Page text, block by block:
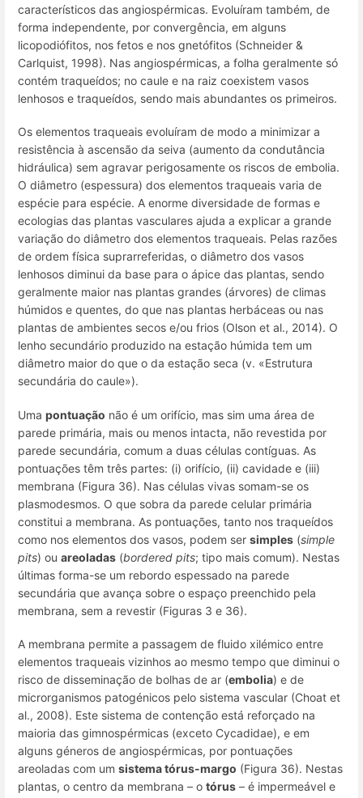
característicos das angiospérmicas. Evoluíram também, de
forma independente, por convergência, em alguns
licopodiófitos, nos fetos e nos gnetófitos (Schneider &
Carlquist, 1998). Nas angiospérmicas, a folha geralmente só
contém traqueídos; no caule e na raiz coexistem vasos
lenhosos e traqueídos, sendo mais abundantes os primeiros.
Os elementos traqueais evoluíram de modo a minimizar a
resistência à ascensão da seiva (aumento da condutância
hidráulica) sem agravar perigosamente os riscos de embolia.
O diâmetro (espessura) dos elementos traqueais varia de
espécie para espécie. A enorme diversidade de formas e
ecologias das plantas vasculares ajuda a explicar a grande
variação do diâmetro dos elementos traqueais. Pelas razões
de ordem física suprarreferidas, o diâmetro dos vasos
lenhosos diminui da base para o ápice das plantas, sendo
geralmente maior nas plantas grandes (árvores) de climas
húmidos e quentes, do que nas plantas herbáceas ou nas
plantas de ambientes secos e/ou frios (Olson et al., 2014). O
lenho secundário produzido na estação húmida tem um
diâmetro maior do que o da estação seca (v. «Estrutura
secundária do caule»).
Uma pontuação não é um orifício, mas sim uma área de
parede primária, mais ou menos intacta, não revestida por
parede secundária, comum a duas células contíguas. As
pontuações têm três partes: (i) orifício, (ii) cavidade e (iii)
membrana (Figura 36). Nas células vivas somam-se os
plasmodesmos. O que sobra da parede celular primária
constitui a membrana. As pontuações, tanto nos traqueídos
como nos elementos dos vasos, podem ser simples (simple
pits) ou areoladas (bordered pits; tipo mais comum). Nestas
últimas forma-se um rebordo espessado na parede
secundária que avança sobre o espaço preenchido pela
membrana, sem a revestir (Figuras 3 e 36).
A membrana permite a passagem de fluido xilémico entre
elementos traqueais vizinhos ao mesmo tempo que diminui o
risco de disseminação de bolhas de ar (embolia) e de
microrganismos patogénicos pelo sistema vascular (Choat et
al., 2008). Este sistema de contenção está reforçado na
maioria das gimnospérmicas (exceto Cycadidae), e em
alguns géneros de angiospérmicas, por pontuações
areoladas com um sistema tórus-margo (Figura 36). Nestas
plantas, o centro da membrana – o tórus – é impermeável e